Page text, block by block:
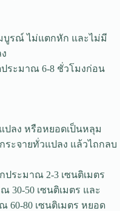
บูรณ์ ไม่แตกหัก และไม่มี
ระมาณ 6-8 ชั่วโมงก่อน
ปลง หรือหยอดเป็นหลุม
ระจายทั่วแปลง แล้วไถกลบ
ระมาณ 2-3 เซนติเมตร
30-50 เซนติเมตร และ
60-80 เซนติเมตร หยอด